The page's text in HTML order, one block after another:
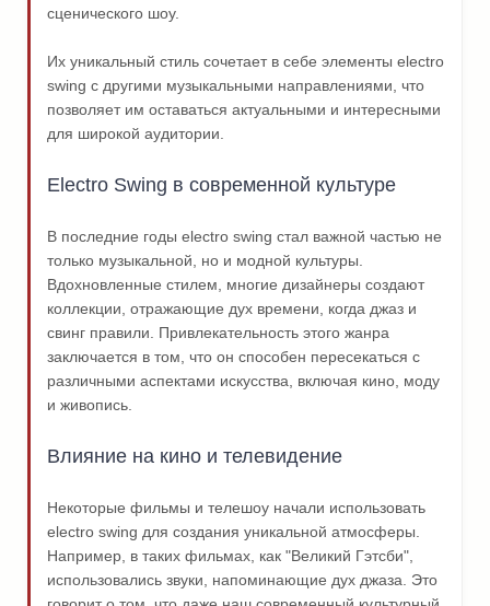
сценического шоу.
Их уникальный стиль сочетает в себе элементы electro
swing с другими музыкальными направлениями, что
позволяет им оставаться актуальными и интересными
для широкой аудитории.
Electro Swing в современной культуре
В последние годы electro swing стал важной частью не
только музыкальной, но и модной культуры.
Вдохновленные стилем, многие дизайнеры создают
коллекции, отражающие дух времени, когда джаз и
свинг правили. Привлекательность этого жанра
заключается в том, что он способен пересекаться с
различными аспектами искусства, включая кино, моду
и живопись.
Влияние на кино и телевидение
Некоторые фильмы и телешоу начали использовать
electro swing для создания уникальной атмосферы.
Например, в таких фильмах, как "Великий Гэтсби",
использовались звуки, напоминающие дух джаза. Это